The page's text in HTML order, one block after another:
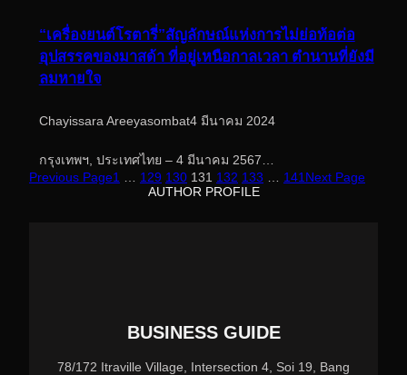
“เครื่องยนต์โรตารี่”สัญลักษณ์แห่งการไม่ย่อท้อต่อ
อุปสรรคของมาสด้า ที่อยู่เหนือกาลเวลา ตำนานที่ยังมี
ลมหายใจ
Chayissara Areeyasombat4 มีนาคม 2024
กรุงเทพฯ, ประเทศไทย – 4 มีนาคม 2567…
Previous Page1 129 130 131 132 133 141 Next Page
AUTHOR PROFILE
BUSINESS GUIDE
78/172 Itraville Village, Intersection 4, Soi 19, Bang